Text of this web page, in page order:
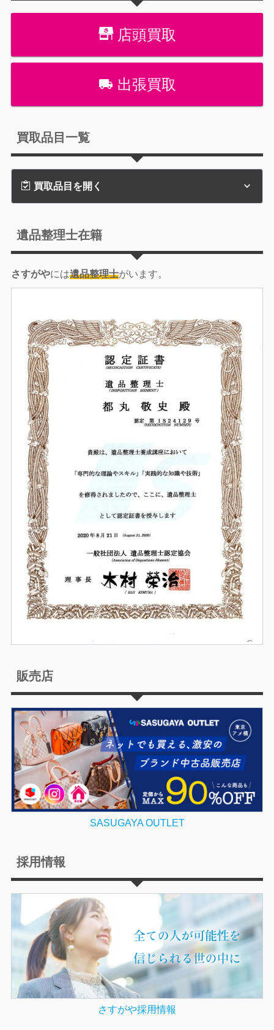
店頭買取
出張買取
買取品目一覧
買取品目を開く
遺品整理士在籍
さすがやには遺品整理士がいます。
販売店
SASUGAYA OUTLET
採用情報
さすがや採用情報